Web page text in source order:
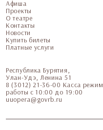
Афиша
Проекты
О театре
Контакты
Новости
Купить билеты
Платные услуги
Республика Бурятия,
Улан-Удэ, Ленина 51
8 (3012) 21-36-00 Касса режим
работы с 10:00 до 19:00
uuopera@govrb.ru